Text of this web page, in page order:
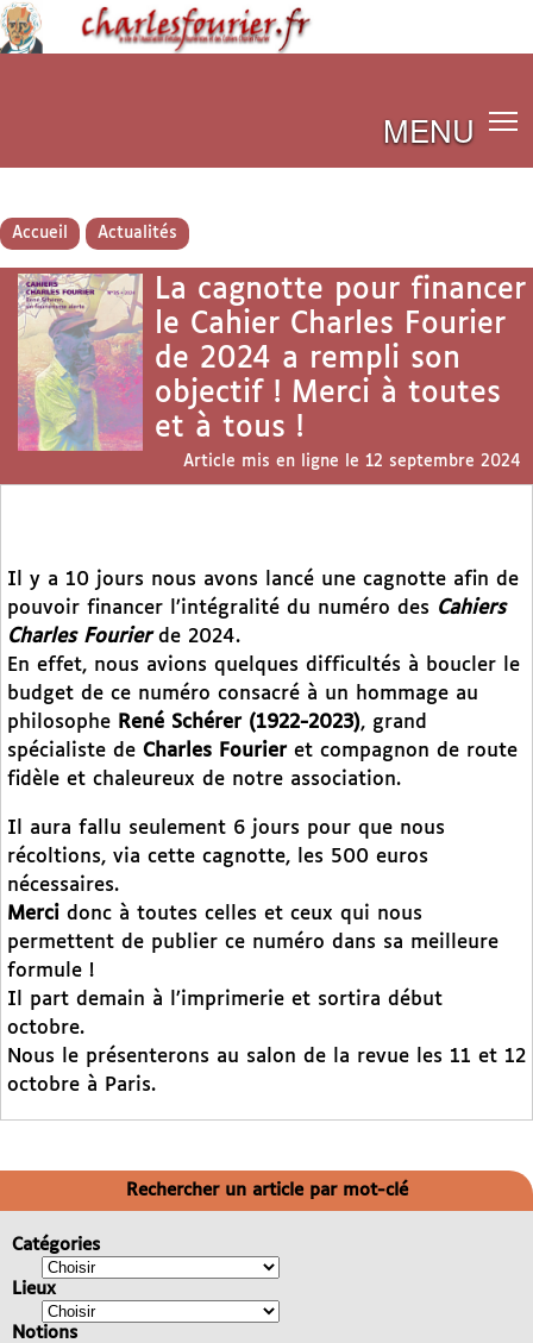
MENU
Accueil Actualités
La cagnotte pour financer
le Cahier Charles Fourier
de 2024 a rempli son
objectif ! Merci à toutes
et à tous !
Article mis en ligne le 12 septembre 2024
Il y a 10 jours nous avons lancé une cagnotte afin de
pouvoir financer l’intégralité du numéro des Cahiers
Charles Fourierde 2024.
En effet, nous avions quelques difficultés à boucler le
budget de ce numéro consacré à un hommage au
philosophe René Schérer (1922-2023), grand
spécialiste de Charles Fourier et compagnon de route
fidèle et chaleureux de notre association.
Il aura fallu seulement 6 jours pour que nous
récoltions, via cette cagnotte, les 500 euros
nécessaires.
Merci donc à toutes celles et ceux qui nous
permettent de publier ce numéro dans sa meilleure
formule !
Il part demain à l’imprimerie et sortira début
octobre.
Nous le présenterons au salon de la revue les 11 et 12
octobre à Paris.
Rechercher un article par mot-clé
Catégories
Lieux
Notions